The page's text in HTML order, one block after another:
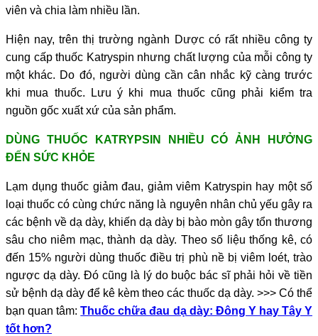
viên và chia làm nhiều lần.
Hiện nay, trên thị trường ngành Dược có rất nhiều công ty
cung cấp thuốc Katryspin nhưng chất lượng của mỗi công ty
một khác. Do đó, người dùng cần cân nhắc kỹ càng trước
khi mua thuốc. Lưu ý khi mua thuốc cũng phải kiểm tra
nguồn gốc xuất xứ của sản phẩm.
DÙNG THUỐC
KATRYPSIN NHIỀU CÓ ẢNH HƯỞNG
ĐẾN SỨC KHỎE
Lạm dụng thuốc giảm đau, giảm viêm Katryspin hay một số
loại thuốc có cùng chức năng là nguyên nhân chủ yếu gây ra
các bệnh về dạ dày, khiến dạ dày bị bào mòn gây tổn thương
sâu cho niêm mạc, thành dạ dày. Theo số liệu thống kê, có
đến 15% người dùng thuốc điều trị phù nề bị viêm loét, trào
ngược dạ dày. Đó cũng là lý do buộc bác sĩ phải hỏi về tiền
sử bệnh dạ dày để kê kèm theo các thuốc dạ dày. >>> Có thể
bạn quan tâm:Thuốc chữa đau dạ dày: Đông Y hay Tây Y
tốt hơn?